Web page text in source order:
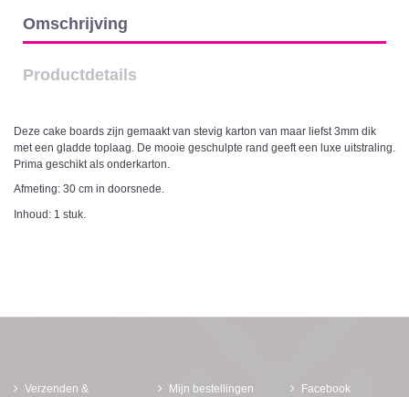
Omschrijving
Productdetails
Deze cake boards zijn gemaakt van stevig karton van maar liefst 3mm dik
met een gladde toplaag. De mooie geschulpte rand geeft een luxe uitstraling.
Prima geschikt als onderkarton.
Afmeting: 30 cm in doorsnede.
Inhoud: 1 stuk.
Verzenden &
Mijn bestellingen
Facebook